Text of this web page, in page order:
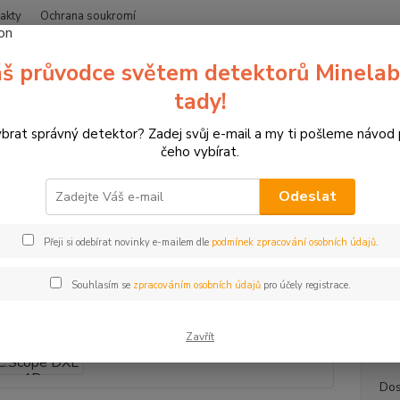
Ochrana soukromí
Hledat
detektory Lokátory inženýrských sítí Zvýhodněný set
set lokátoru C.Scope
průvodce světem detektorů
tady!
správný detektor? Zadej svůj e-mail a my ti pošleme návod
čeho vybírat.
Odeslat
Přeji si odebírat novinky e-mailem dle podmínek zpracování osobních údajů.
Souhlasím se zpracováním osobních údajůpro účely registrace.
Zavřít